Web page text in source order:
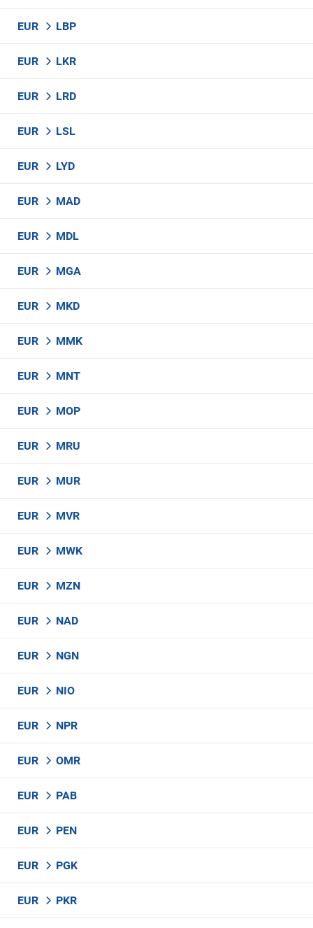
EUR LBP
EUR LKR
EUR LRD
EUR LSL
EUR LYD
EUR MAD
EUR MDL
EUR MGA
EUR MKD
EUR MMK
EUR MNT
EUR MOP
EUR MRU
EUR MUR
EUR MVR
EUR MWK
EUR MZN
EUR NAD
EUR NGN
EUR NIO
EUR NPR
EUR OMR
EUR PAB
EUR PEN
EUR PGK
EUR PKR